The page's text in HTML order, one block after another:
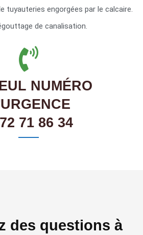
tuyauteries engorgées par le calcaire.
de canalisation.
NUMÉRO
71 86 34
des questions à